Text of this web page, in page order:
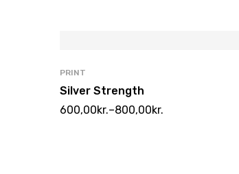
PRINT
Silver Strength
600,00kr.–800,00kr.